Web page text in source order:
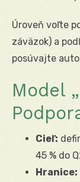
Úroveň voľte
záväzok) a
posúvajte
Model
Cieľ:
45 % do
Hranice: